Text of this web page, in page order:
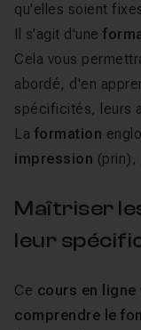
qu'elles soient
Il s'agit d'une
Cela vous
abordé, d'en
spécificités, leurs
La formation
impression (prin),
Maîtriser
leur
Ce cours en ligne
comprendre le